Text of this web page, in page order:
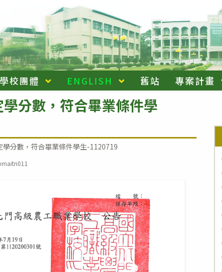
學校團體 ENGLISH 舊站 專案計畫
分數，符合畢業條件學
學分數，符合畢業條件學生-1120719